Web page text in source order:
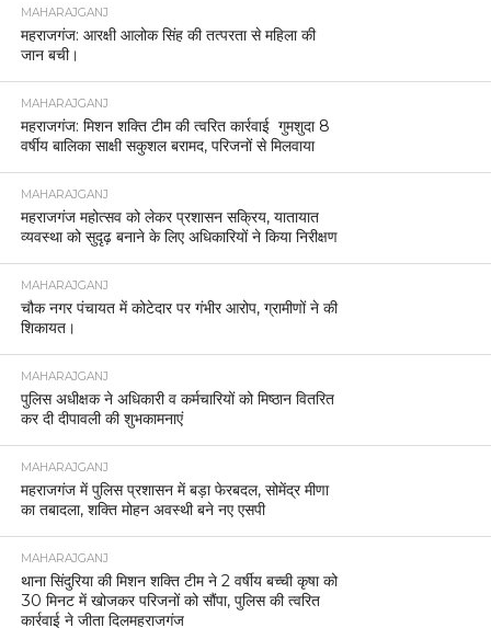
MAHARAJGANJ
महराजगंज: आरक्षी आलोक सिंह की तत्परता से महिला की
जान बची।
MAHARAJGANJ
महराजगंज: मिशन शक्ति टीम की त्वरित कार्रवाई गुमशुदा 8
वर्षीय बालिका साक्षी सकुशल बरामद, परिजनों से मिलवाया
MAHARAJGANJ
महराजगंज महोत्सव को लेकर प्रशासन सक्रिय, यातायात
व्यवस्था को सुदृढ़ बनाने के लिए अधिकारियों ने किया निरीक्षण
MAHARAJGANJ
चौक नगर पंचायत में कोटेदार पर गंभीर आरोप, ग्रामीणों ने की
शिकायत।
MAHARAJGANJ
पुलिस अधीक्षक ने अधिकारी व कर्मचारियों को मिष्ठान वितरित
कर दी दीपावली की शुभकामनाएं
MAHARAJGANJ
महराजगंज में पुलिस प्रशासन में बड़ा फेरबदल, सोमेंद्र मीणा
का तबादला, शक्ति मोहन अवस्थी बने नए एसपी
MAHARAJGANJ
थाना सिंदुरिया की मिशन शक्ति टीम ने 2 वर्षीय बच्ची कृषा को
30 मिनट में खोजकर परिजनों को सौंपा, पुलिस की त्वरित
कार्रवाई ने जीता दिलमहराजगंज